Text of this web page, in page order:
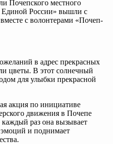
Почепского местного
Единой России» вышли с
с волонтерами «Почеп-
в адрес прекрасных
цветы. В этот солнечный
для улыбки прекрасной
акция по инициативе
движения в Почепе
раз она вызывает
и поднимает